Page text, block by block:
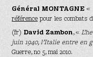
Général MONTAGNE «
référence pour les combats
(fr) David Zambon, «
juin 1940, l’Italie entre en
Guerre, no 5, mai 2010.